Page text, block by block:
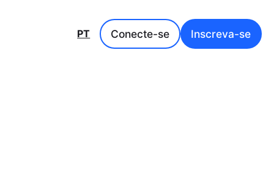
PT Conecte-se Inscreva-se